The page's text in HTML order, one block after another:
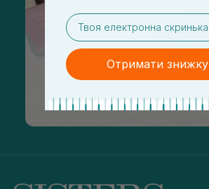
email
Отримати знижку